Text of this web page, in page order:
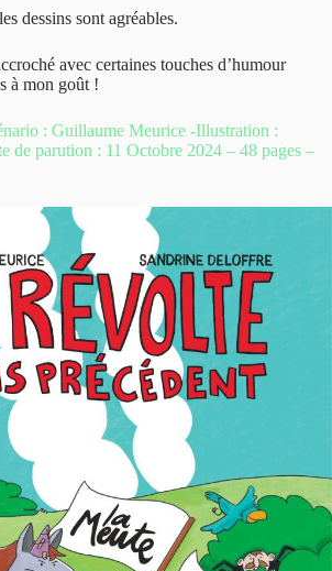
dessins sont agréables.
avec certaines touches d’humour
à mon goût !
: Guillaume Meurice -Illustration :
de parution : 11 Octobre 2024 – 48 pages –